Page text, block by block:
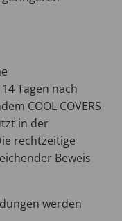
Tagen nach
COOL COVERS
in der
rechtzeitige
Beweis
werden